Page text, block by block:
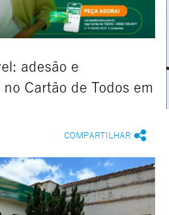
adesão e
Cartão de Todos em
COMPARTILHAR